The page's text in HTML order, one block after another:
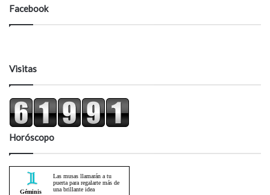
Facebook
Visitas
Horóscopo